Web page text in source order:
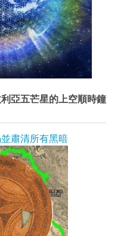
亞五芒星的上空順時鐘
肅清所有黑暗